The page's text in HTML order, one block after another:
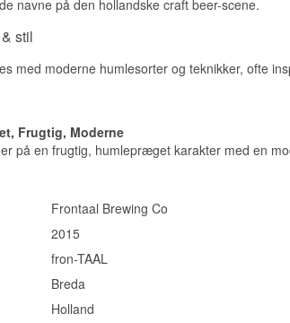
Indeholder: BYGMALT
navne på den hollandske craft beer-scene.
stil
med moderne humlesorter og teknikker, ofte
Frugtig, Moderne
på en frugtig, humlepræget karakter med en
Frontaal Brewing Co
2015
fron-TAAL
Breda
Holland